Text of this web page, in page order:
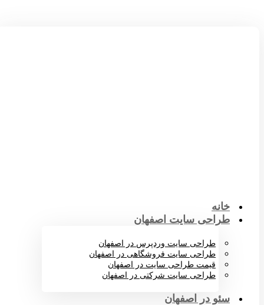
خانه
طراحی سایت اصفهان
طراحی سایت وردپرس در اصفهان
طراحی سایت فروشگاهی در اصفهان
قیمت طراحی سایت در اصفهان
طراحی سایت شرکتی در اصفهان
سئو در اصفهان